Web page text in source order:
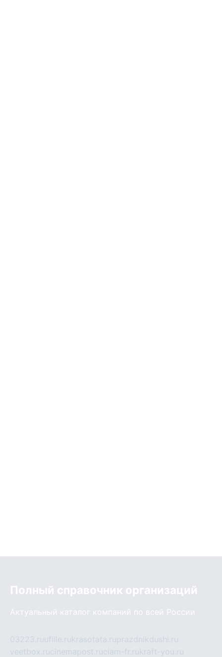
Полный справочник организаций
Актуальный каталог компаний по всей России
03223.ruufille.rukrasotata.ruprazdnikdushi.ru
veetbox.rucinemapost.ruciam-fr.rukraft-you.ru